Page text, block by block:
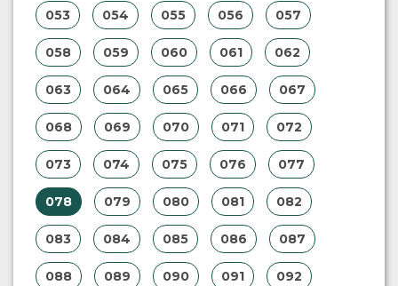
053 054 055 056 057
058 059 060 061 062
063 064 065 066 067
068 069 070 071 072
073 074 075 076 077
078 079 080 081 082
083 084 085 086 087
088 089 090 091 092